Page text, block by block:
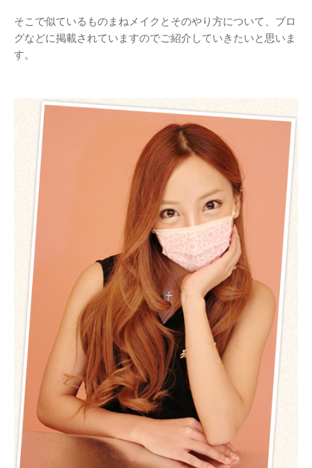
そこで似ているものまねメイクとそのやり方について、ブロ
グなどに掲載されていますのでご紹介していきたいと思いま
す。